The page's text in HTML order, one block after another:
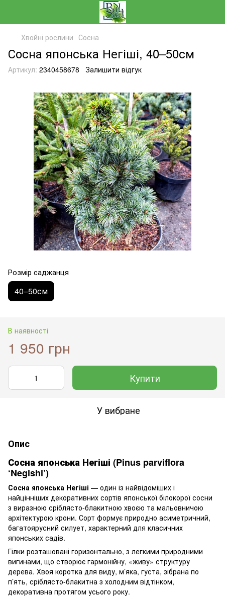
Хвойні рослини Сосна
Сосна японська Негіші, 40–50см
Артикул: 2340458678 Залишити відгук
Розмір саджанця
40–50см
В наявності
1 950 грн
Купити
У вибране
Опис
Сосна японська Негіші (Pinus parviflora
‘Negishi’)
Сосна японська Негіші — один із найвідоміших і
найцінніших декоративних сортів японської білокорої сосни
з виразною сріблясто-блакитною хвоєю та мальовничою
архітектурою крони. Сорт формує природно асиметричний,
багатоярусний силует, характерний для класичних
японських садів.
Гілки розташовані горизонтально, з легкими природними
вигинами, що створює гармонійну, «живу» структуру
дерева. Хвоя коротка для виду, м’яка, густа, зібрана по
п’ять, сріблясто-блакитна з холодним відтінком,
декоративна протягом усього року.